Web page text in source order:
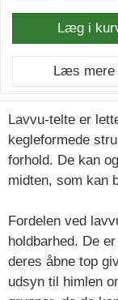
Læg i
Læs mere
Lavvu-telte er
kegleformede
forhold. De kan
midten, som kan
Fordelen ved
holdbarhed. De
deres åbne top
udsyn til himlen